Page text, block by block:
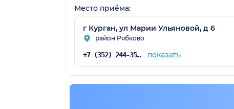
Место приёма:
г Курган, ул Марии Ульяновой, д 6
район Рябково
+7 (352) 244-35-03 показать